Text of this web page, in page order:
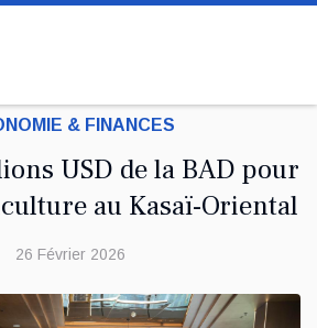
& FINANCES
USD de la BAD pour
au Kasaï-Oriental
26 Février 2026